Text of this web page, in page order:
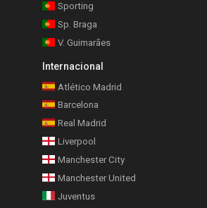
Sporting
Sp. Braga
V. Guimarães
Internacional
Atlético Madrid
Barcelona
Real Madrid
Liverpool
Manchester City
Manchester United
Juventus